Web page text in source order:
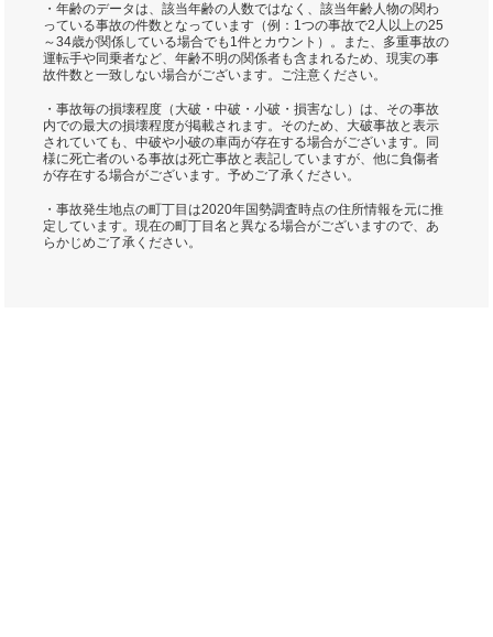
・年齢のデータは、該当年齢の人数ではなく、該当年齢人物の関わ
っている事故の件数となっています（例：1つの事故で2人以上の25
～34歳が関係している場合でも1件とカウント）。また、多重事故の
運転手や同乗者など、年齢不明の関係者も含まれるため、現実の事
故件数と一致しない場合がございます。ご注意ください。
・事故毎の損壊程度（大破・中破・小破・損害なし）は、その事故
内での最大の損壊程度が掲載されます。そのため、大破事故と表示
されていても、中破や小破の車両が存在する場合がございます。同
様に死亡者のいる事故は死亡事故と表記していますが、他に負傷者
が存在する場合がございます。予めご了承ください。
・事故発生地点の町丁目は2020年国勢調査時点の住所情報を元に推
定しています。現在の町丁目名と異なる場合がございますので、あ
らかじめご了承ください。